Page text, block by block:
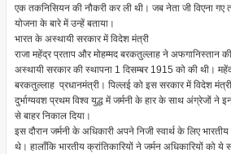
एक तकनिसियन की नौकरी कर ली थी। जब नेता जी विएना
योजना के बारे में उन्हें बताया।
भारत के अस्थायी सरकार में विदेश मंत्री
राजा महेंद्र प्रताप और मोहम्मद बरकतुल्लाह ने अफगानिस्तान
अस्थायी सरकार की स्थापना 1 दिसम्बर 1915 को की थी।
बरकतुल्लाह प्रधानमंत्री। पिल्लई को इस सरकार में विदेश मंत्री
दुर्भाग्यवश प्रथम विश्व युद्ध में जर्मनी के हार के साथ अंग्रेजों ने
से बाहर निकाल दिया।
इस दौरान जर्मनी के अधिकारी अपने निजी स्वार्थ के लिए
थे। हालाँकि भारतीय क्रांतिकारियों ने जर्मन अधिकारियों को